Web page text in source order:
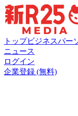
トップビジネスパー
ニュース
ログイン
企業登録 (無料)